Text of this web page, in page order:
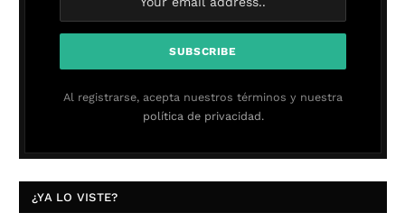
Al registrarse, acepta nuestros términos y nuestra
política de privacidad.
¿YA LO VISTE?